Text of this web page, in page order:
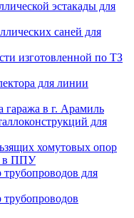
эстакады для
саней для
изготовленной по ТЗ
для линии
гаража в г. Арамиль
для
хомутовых опор
в ППУ
для